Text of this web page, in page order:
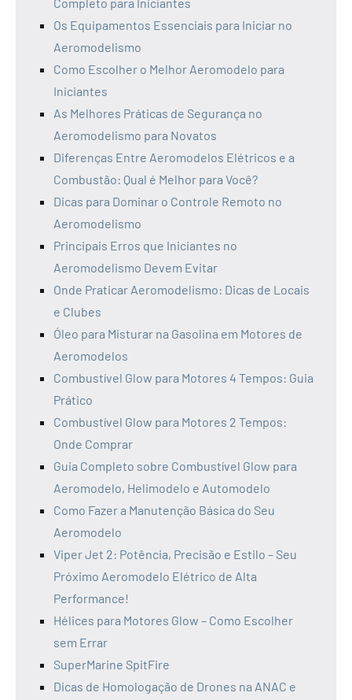
Completo para Iniciantes
Os Equipamentos Essenciais para Iniciar no
Aeromodelismo
Como Escolher o Melhor Aeromodelo para
Iniciantes
As Melhores Práticas de Segurança no
Aeromodelismo para Novatos
Diferenças Entre Aeromodelos Elétricos e a
Combustão: Qual é Melhor para Você?
Dicas para Dominar o Controle Remoto no
Aeromodelismo
Principais Erros que Iniciantes no
Aeromodelismo Devem Evitar
Onde Praticar Aeromodelismo: Dicas de Locais
e Clubes
Óleo para Misturar na Gasolina em Motores de
Aeromodelos
Combustível Glow para Motores 4 Tempos: Guia
Prático
Combustível Glow para Motores 2 Tempos:
Onde Comprar
Guia Completo sobre Combustível Glow para
Aeromodelo, Helimodelo e Automodelo
Como Fazer a Manutenção Básica do Seu
Aeromodelo
Viper Jet 2: Potência, Precisão e Estilo – Seu
Próximo Aeromodelo Elétrico de Alta
Performance!
Hélices para Motores Glow – Como Escolher
sem Errar
SuperMarine SpitFire
Dicas de Homologação de Drones na ANAC e